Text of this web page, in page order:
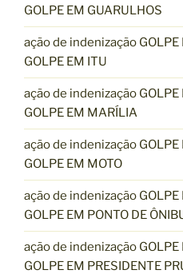
GOLPE EM GUARULHOS
ação de indenização GOLPE
GOLPE EM ITU
ação de indenização GOLPE
GOLPE EM MARÍLIA
ação de indenização GOLPE
GOLPE EM MOTO
ação de indenização GOLPE
GOLPE EM PONTO DE
ação de indenização GOLPE
GOLPE EM PRESIDENTE